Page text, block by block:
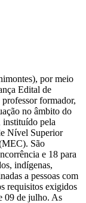
por meio
Edital de
formador,
no âmbito do
pela
Nível Superior
São
e 18 para
indígenas,
a pessoas com
requisitos exigidos
09 de julho. As